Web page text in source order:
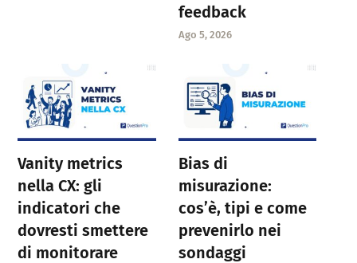
feedback
Ago 5, 2026
Vanity metrics
nella CX: gli
indicatori che
dovresti smettere
di monitorare
Bias di
misurazione:
cos’è, tipi e come
prevenirlo nei
sondaggi